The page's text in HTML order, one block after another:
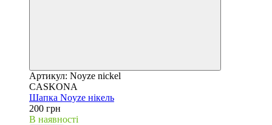
Артикул: Noyze nickel
CASKONA
Шапка Noyze нікель
200 грн
В наявності